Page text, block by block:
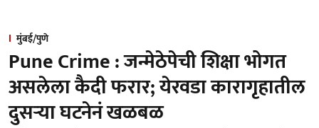
मुंबई/पुणे
Pune Crime : जन्मेठेपेची शिक्षा भोगत
असलेला कैदी फरार; येरवडा कारागृहातील
दुसऱ्या घटनेनं खळबळ